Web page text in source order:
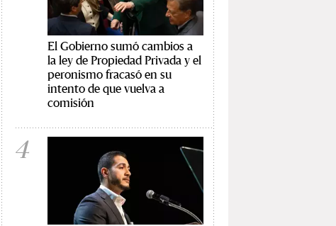
El Gobierno sumó cambios a
la ley de Propiedad Privada y el
peronismo fracasó en su
intento de que vuelva a
comisión
4